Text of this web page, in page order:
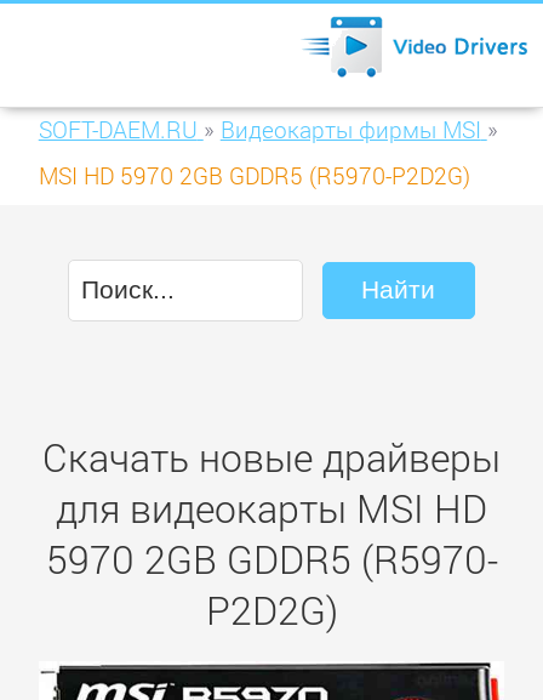
SOFT-DAEM.RU » Видеокарты фирмы MSI »
MSI HD 5970 2GB GDDR5 (R5970-P2D2G)
Скачать новые драйверы
для видеокарты MSI HD
5970 2GB GDDR5 (R5970-
P2D2G)